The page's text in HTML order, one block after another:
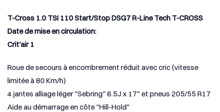
T-Cross 1.0 TSI 110 Start/Stop DSG7 R-Line Tech T-CROSS
Date de mise en circulation:
Crit'air 1
Roue de secours à encombrement réduit avec cric (vitesse
limitée à 80 Km/h)
4 jantes alliage léger "Sebring" 6.5J x 17" et pneus 205/55 R17
Aide au démarrage en côte "Hill-Hold"